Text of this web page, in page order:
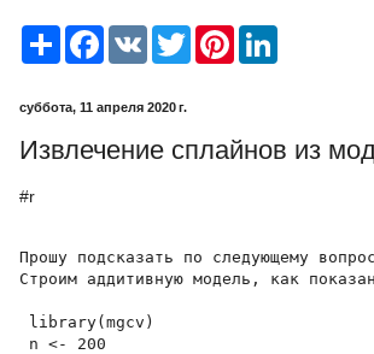
e
b
o
w
r
e
I
суббота, 11 апреля 2020 г.
Извлечение сплайнов из
#r
Прошу подсказать по следующему
Строим аддитивную модель, как
library(mgcv)
n <- 200